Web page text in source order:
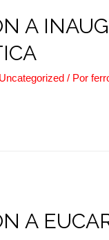
A
Uncategorized / Por
A